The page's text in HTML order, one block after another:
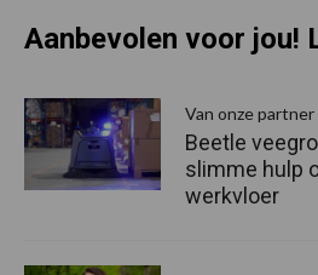
Aanbevolen voor jou!
Van onze
Beetle
slimme hulp
werkvloer